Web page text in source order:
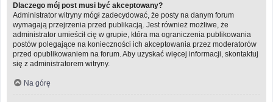
Dlaczego mój post musi być akceptowany?
Administrator witryny mógł zadecydować, że posty na danym forum
wymagają przejrzenia przed publikacją. Jest również możliwe, że
administrator umieścił cię w grupie, która ma ograniczenia publikowania
postów polegające na konieczności ich akceptowania przez moderatorów
przed opublikowaniem na forum. Aby uzyskać więcej informacji, skontaktuj
się z administratorem witryny.
Na górę